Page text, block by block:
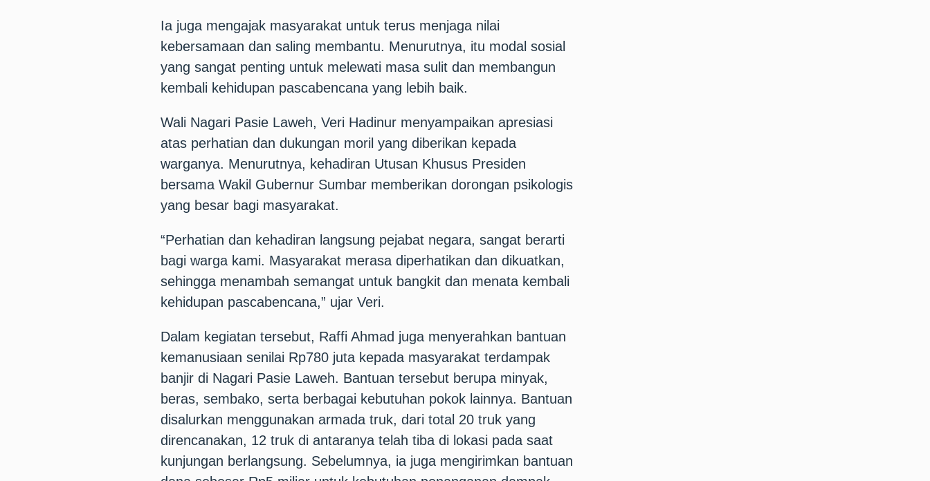
Ia juga mengajak masyarakat untuk terus menjaga nilai
kebersamaan dan saling membantu. Menurutnya, itu modal sosial
yang sangat penting untuk melewati masa sulit dan membangun
kembali kehidupan pascabencana yang lebih baik.
Wali Nagari Pasie Laweh, Veri Hadinur menyampaikan apresiasi
atas perhatian dan dukungan moril yang diberikan kepada
warganya. Menurutnya, kehadiran Utusan Khusus Presiden
bersama Wakil Gubernur Sumbar memberikan dorongan psikologis
yang besar bagi masyarakat.
“Perhatian dan kehadiran langsung pejabat negara, sangat berarti
bagi warga kami. Masyarakat merasa diperhatikan dan dikuatkan,
sehingga menambah semangat untuk bangkit dan menata kembali
kehidupan pascabencana,” ujar Veri.
Dalam kegiatan tersebut, Raffi Ahmad juga menyerahkan bantuan
kemanusiaan senilai Rp780 juta kepada masyarakat terdampak
banjir di Nagari Pasie Laweh. Bantuan tersebut berupa minyak,
beras, sembako, serta berbagai kebutuhan pokok lainnya. Bantuan
disalurkan menggunakan armada truk, dari total 20 truk yang
direncanakan, 12 truk di antaranya telah tiba di lokasi pada saat
kunjungan berlangsung. Sebelumnya, ia juga mengirimkan bantuan